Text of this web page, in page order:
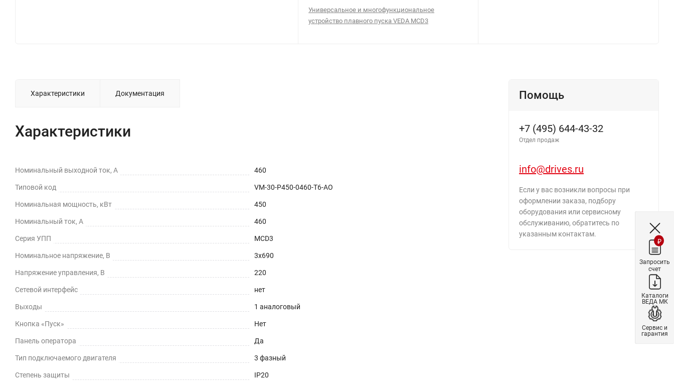
Универсальное и многофункциональное
устройство плавного пуска VEDA MCD3
Характеристики Документация
Характеристики
Номинальный выходной ток, А 460
Типовой код VM-30-P450-0460-T6-AO
Номинальная мощность, кВт 450
Номинальный ток, А 460
Серия УПП MCD3
Номинальное напряжение, В 3х690
Напряжение управления, В 220
Сетевой интерфейс нет
Выходы 1 аналоговый
Кнопка «Пуск» Нет
Панель оператора Да
Тип подключаемого двигателя 3 фазный
Степень защиты IP20
Помощь
+7 (495) 644-43-32
Отдел продаж
info@drives.ru
Если у вас возникли вопросы при
оформлении заказа, подбору
оборудования или сервисному
обслуживанию, обратитесь по
указанным контактам.
₽
Запросить
счет
Каталоги
ВЕДА МК
Сервис и
гарантия